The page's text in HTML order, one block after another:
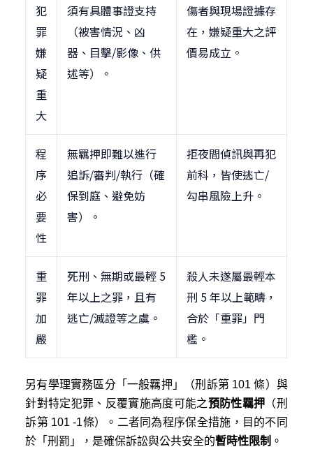
犯
罪
嫌
疑
重
大
須有具體事證支持
（被害情況、凶
器、目擊/影像、供
述等）。
傷者與現場證據存
在，嫌疑重大之評
價易成立。
程
序
必
要
性
無羈押即難以進行
追訴/審判/執行（確
保到庭、避免妨
害）。
拒夜間偵訊與再犯
前科，皆使逃亡/
勾串風險上升。
重
罪
加
嚴
死刑、無期或最輕 5
年以上之罪，且有
逃亡/滅證等之虞。
殺人未遂屬最輕本
刑 5 年以上範疇，
合於「重罪」門
檻。
另有學理實務區分「一般羈押」（刑訴第 101 條）與
針對特定犯罪、反覆實施高度可能之預防性羈押 （刑
訴第 101 -1條）。二者同為程序保全措施，目的不同
於「刑罰」，是確保訴訟與公共安全的暫時性限制 。